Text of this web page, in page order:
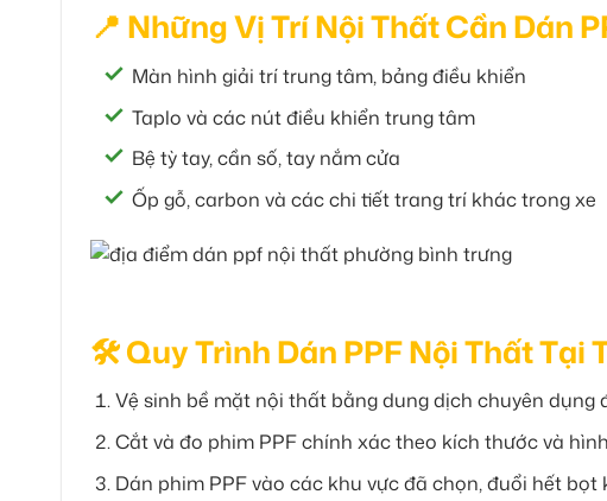
📍 Những Vị Trí Nội Thất Cần Dán
Màn hình giải trí trung tâm, bảng điều khiển
Taplo và các nút điều khiển trung tâm
Bệ tỳ tay, cần số, tay nắm cửa
Ốp gỗ, carbon và các chi tiết trang trí khác trong xe
🛠 Quy Trình Dán PPF Nội Thất Tại
Vệ sinh bề mặt nội thất bằng dung dịch chuyên
Cắt và đo phim PPF chính xác theo kích thước và
Dán phim PPF vào các khu vực đã chọn, đuổi hết